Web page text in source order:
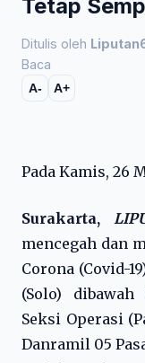
Tetap
Ditulis oleh
Baca
A- A+
Pada Kamis, 26
Surakarta,
mencegah dan
Corona (Covid-
(Solo)
Seksi Operasi
Danramil 05